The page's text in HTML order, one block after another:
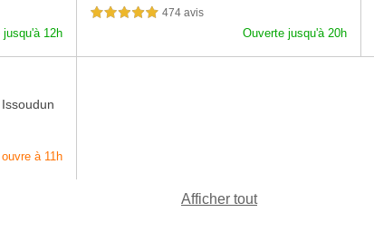
jusqu'à 12h
5,0 étoiles sur 5 474 avis
Ouverte jusqu'à 20h
à 11h
Afficher tout